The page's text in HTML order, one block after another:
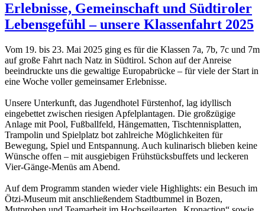
Erlebnisse, Gemeinschaft und Südtiroler
Lebensgefühl – unsere Klassenfahrt 2025
Vom 19. bis 23. Mai 2025 ging es für die Klassen 7a, 7b, 7c und 7m
auf große Fahrt nach Natz in Südtirol. Schon auf der Anreise
beeindruckte uns die gewaltige Europabrücke – für viele der Start in
eine Woche voller gemeinsamer Erlebnisse.
Unsere Unterkunft, das Jugendhotel Fürstenhof, lag idyllisch
eingebettet zwischen riesigen Apfelplantagen. Die großzügige
Anlage mit Pool, Fußballfeld, Hängematten, Tischtennisplatten,
Trampolin und Spielplatz bot zahlreiche Möglichkeiten für
Bewegung, Spiel und Entspannung. Auch kulinarisch blieben keine
Wünsche offen – mit ausgiebigen Frühstücksbuffets und leckeren
Vier-Gänge-Menüs am Abend.
Auf dem Programm standen wieder viele Highlights: ein Besuch im
Ötzi-Museum mit anschließendem Stadtbummel in Bozen,